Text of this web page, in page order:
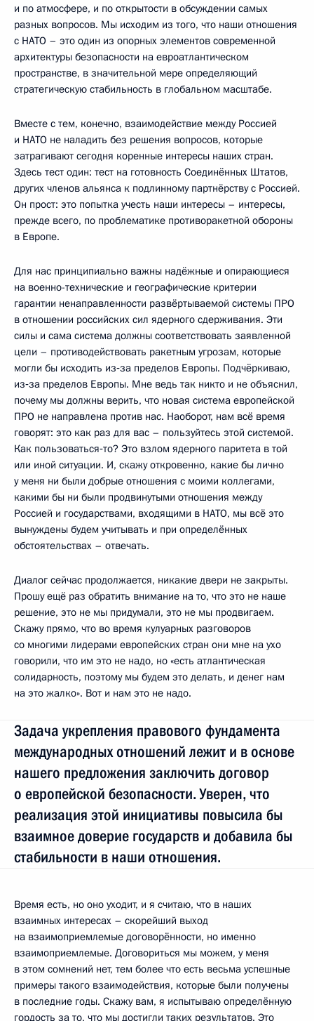
и по атмосфере, и по открытости в обсуждении самых
разных вопросов. Мы исходим из того, что наши отношения
с НАТО – это один из опорных элементов современной
архитектуры безопасности на евроатлантическом
пространстве, в значительной мере определяющий
стратегическую стабильность в глобальном масштабе.
Вместе с тем, конечно, взаимодействие между Россией
и НАТО не наладить без решения вопросов, которые
затрагивают сегодня коренные интересы наших стран.
Здесь тест один: тест на готовность Соединённых Штатов,
других членов альянса к подлинному партнёрству с Россией.
Он прост: это попытка учесть наши интересы – интересы,
прежде всего, по проблематике противоракетной обороны
в Европе.
Для нас принципиально важны надёжные и опирающиеся
на военно-технические и географические критерии
гарантии ненаправленности развёртываемой системы ПРО
в отношении российских сил ядерного сдерживания. Эти
силы и сама система должны соответствовать заявленной
цели – противодействовать ракетным угрозам, которые
могли бы исходить из‑за пределов Европы. Подчёркиваю,
из‑за пределов Европы. Мне ведь так никто и не объяснил,
почему мы должны верить, что новая система европейской
ПРО не направлена против нас. Наоборот, нам всё время
говорят: это как раз для вас – пользуйтесь этой системой.
Как пользоваться‑то? Это взлом ядерного паритета в той
или иной ситуации. И, скажу откровенно, какие бы лично
у меня ни были добрые отношения с моими коллегами,
какими бы ни были продвинутыми отношения между
Россией и государствами, входящими в НАТО, мы всё это
вынуждены будем учитывать и при определённых
обстоятельствах – отвечать.
Диалог сейчас продолжается, никакие двери не закрыты.
Прошу ещё раз обратить внимание на то, что это не наше
решение, это не мы придумали, это не мы продвигаем.
Скажу прямо, что во время кулуарных разговоров
со многими лидерами европейских стран они мне на ухо
говорили, что им это не надо, но «есть атлантическая
солидарность, поэтому мы будем это делать, и денег нам
на это жалко». Вот и нам это не надо.
Задача укрепления правового фундамента
международных отношений лежит и в основе
нашего предложения заключить договор
о европейской безопасности. Уверен, что
реализация этой инициативы повысила бы
взаимное доверие государств и добавила бы
стабильности в наши отношения.
Время есть, но оно уходит, и я считаю, что в наших
взаимных интересах – скорейший выход
на взаимоприемлемые договорённости, но именно
взаимоприемлемые. Договориться мы можем, у меня
в этом сомнений нет, тем более что есть весьма успешные
примеры такого взаимодействия, которые были получены
в последние годы. Скажу вам, я испытываю определённую
гордость за то, что мы достигли таких результатов. Это